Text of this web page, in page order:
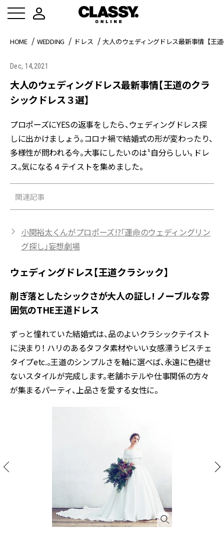
HOME WEDDING ドレス 大人のウェディングドレス最新事情【王
Dec, 14,2021
大人のウェディングドレス最新事情【王道のクラ
シックドレス３選】
プロポーズにYESの返事をしたら、ウェディングドレス探
しに出かけましょう。コロナ禍で結婚式の形が変わったり、
多様性が問われる今。大事にしたいのは〝自分らしい〟ドレ
ス。気になる４テイストを集めました。
関連記事
小関裕太くんがプロポーズ!?「運命のウェディングリン
グ探し」妄想劇場
ウェディングドレス【王道クラシック】
削ぎ落としたシックさが大人の証し! ノーブルな雰
囲気のTHE王道ドレス
ずっと憧れていた結婚式は、品のよいクラシックテイスト
に決まり！ ハリのあるタフタ素材やいい女感漂うビスチェ
タイプetc.。王道のシンプルさを軸に選べば、永遠に色褪せ
ないスタイルが完成します。老舗ホテルや仕事関係の方々
が集まるパーティ、上品さを愛する女性に。